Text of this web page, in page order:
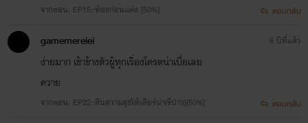
จากตอน: EP15::ท้องก่อนแต่ง [50%] ตอบกลับ
gamemereiei
ง่ายมาก เข้าข้างตัวผู้ทุกเรื่องโครตน่าเบื่อเลย
ควาย
จากตอน: EP22::คืนความสุขให้เดียร์น่า(รึป่าว)[50%]
6 ปีที่แล้ว
ตอบกลับ